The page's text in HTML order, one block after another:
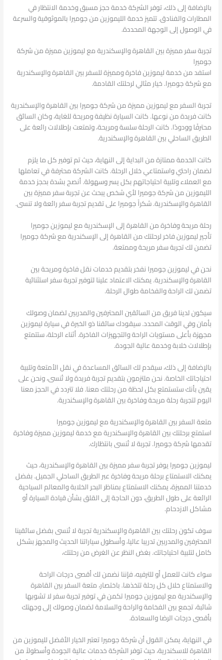
بالإضافة إلى ذلك، توفر الشركة خدمة حجز مسبق وخدمة الانتظار في
المطارات والفنادق. تتميز خدمة الليموزين من جوميرا بالموثوقية والسرعة
في الوصول إلى الوجهة المحددة.
تجربة سفر مميزة بين القاهرة والإسكندرية مع ليموزين مميزة من شركة
جوميرا
استفد من خدمة ليموزين فاخرة ومميزة للسفر بين القاهرة والإسكندرية
مع شركة جوميرا. خيار مثالي لرحلتك القادمة.
تجربة السفر مع ليموزين مميزة من شركة جوميرا بين القاهرة والإسكندرية
كانت فريدة من نوعها. كانت السيارة نظيفة ومريحة للغاية، وكان السائق
محترفًا وودودًا. كانت الرحلة سلسة ومريحة، وتمتعت بإطلالات رائعة على
الطريق الساحلي بين القاهرة والإسكندرية.
كانت الخدمة ممتازة من البداية إلى النهاية، حيث تم توفير كل ما يلزم
لضمان راحتي واستمتاعي خلال الرحلة. كانت الشركة محترفة في تعاملها
مع العملاء وتلبية احتياجاتهم بكل يسر وسهولة. أنصح بشدة بحجز خدمة
الليموزين من شركة جوميرا لأي شخص يبحث عن تجربة سفر مميزة بين
القاهرة والإسكندرية. شكراً جوميرا على تقديم تجربة سفر رائعة ولا تنسى.
رحلة مريحة وفاخرة من القاهرة إلى الإسكندرية مع ليموزين جوميرا
تأجير ليموزين فاخر لرحلتك من القاهرة إلى الإسكندرية مع شركة جوميرا
تضمن لك تجربة سفر مريحة وممتعة.
نحن في ليموزين جوميرا نفخر بتقديم خدمات نقل فاخرة ومريحة بين
القاهرة والإسكندرية. يمكنك الاعتماد علينا لتوفير تجربة سفر استثنائية
تضمن لك الراحة والفخامة طوال الرحلة.
سيكون لدينا فريق من السائقين المحترفين والمدربين لضمان وصولك
بأمان وفي الوقت المحدد. سيقودك سائقنا ذو الخبرة في سيارة ليموزين
مجهزة بأعلى مستويات الراحة والتجهيزات الفاخرة. أثناء الرحلة، ستتمتع
بإطلالات خلابة وخدمة عالية الجودة.
بالإضافة إلى ذلك، سيقدم لك السائق المساعدة في نقل الأمتعة وتلبية
احتياجاتك الخاصة. نحن ملتزمون بتقديم تجربة فريدة ولا تُنسى، ونحن على
يقين بأنك ستستمتع بكل لحظة من رحلتك معنا. فلا تتردد في الحجز معنا
اليوم لتجربة رحلة مريحة وفاخرة بين القاهرة والإسكندرية.
متعة السفر بين القاهرة والإسكندرية مع ليموزين جوميرا
استمتع برحلتك بين القاهرة والإسكندرية مع خدمة ليموزين مميزة وفاخرة
تقدمها شركة جوميرا. تجربة لا تُنسى بانتظارك.
ليموزين جوميرا يوفر تجربة سفر مميزة بين القاهرة والإسكندرية، حيث
يمكنك الاستمتاع برحلة مريحة وفاخرة عبر الطريق الساحلي الجميل. بفضل
خدمتنا المميزة، يمكنك الاستمتاع بمناظر البحر الخلابة والمعالم السياحية
الرائعة على طول الطريق، دون الحاجة إلى القلق بشأن قيادة السيارة أو
مشاكل الازدحام.
سوف تكون رحلتك بين القاهرة والإسكندرية تجربة لا تُنسى بفضل سائقينا
المحترفين والمدربين تدريبا عاليا، وأسطول سياراتنا الحديث والمجهز بشكل
كامل لتلبية احتياجاتك. بغض النظر عن الغرض من رحلتك،
سواء كانت للعمل أو للترفيه، فإننا نضمن لك أقصى درجات الراحة
والاستمتاع خلال كل رحلة تتخذها. باختصار، متعة السفر بين القاهرة
والإسكندرية مع ليموزين جوميرا تكمن في توفير تجربة سفر لا تشوبها
شائبة، تجمع بين الفخامة والراحة والسلامة لضمان وصولك إلى وجهتك
بأقصى درجات الرضا والسعادة.
في النهاية، يمكن القول أن شركة جوميرا تعتبر الخيار الأفضل لليموزين من
القاهرة للاسكندرية، حيث توفر الشركة خدمات عالية الجودة وأسطولاً من